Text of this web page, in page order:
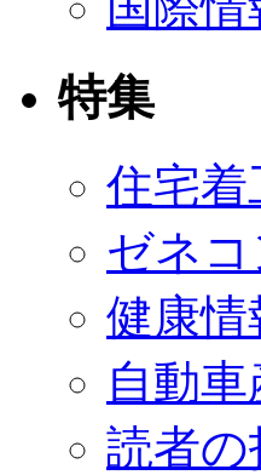
特集
住宅着
ゼネ
健康情
自動
読者の